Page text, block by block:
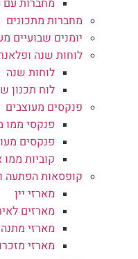
מחברות מתכונים
יומנים שבועיים
לוחות שנה
לוחות שנה
לוח תכנון
פנקסים מעוצבים
פנקסי ממו
פנקסים
קוביות ממו
קופסאות הפתעה
מארזי יין
מארזים
מארזי
מארזי